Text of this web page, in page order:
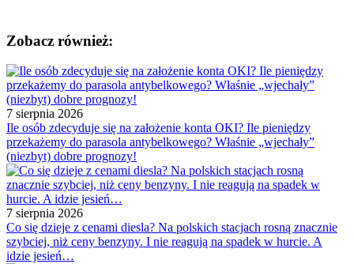
Zobacz również:
7 sierpnia 2026
Ile osób zdecyduje się na założenie konta OKI? Ile pieniędzy
przekażemy do parasola antybelkowego? Właśnie „wjechały”
(niezbyt) dobre prognozy!
7 sierpnia 2026
Co się dzieje z cenami diesla? Na polskich stacjach rosną znacznie
szybciej, niż ceny benzyny. I nie reagują na spadek w hurcie. A
idzie jesień…